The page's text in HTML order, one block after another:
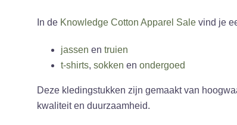
In de Knowledge Cotton Apparel Sale vind je
jassen en truien
t-shirts, sokken en ondergoed
Deze kledingstukken zijn gemaakt van
kwaliteit en duurzaamheid.